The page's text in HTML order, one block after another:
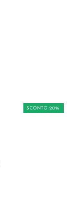
SCONTO 20%